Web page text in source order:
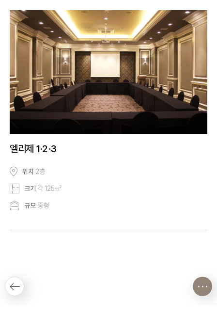
엘리제 1·2·3
위치 2층
크기 각 125㎡
규모중형